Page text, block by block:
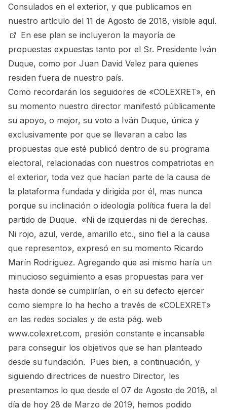
Consulados en el exterior, y que publicamos en
nuestro artículo del 11 de Agosto de 2018, visible aquí.
En ese plan se incluyeron la mayoría de
propuestas expuestas tanto por el Sr. Presidente Iván
Duque, como por Juan David Velez para quienes
residen fuera de nuestro país.
Como recordarán los seguidores de «COLEXRET», en
su momento nuestro director manifestó públicamente
su apoyo, o mejor, su voto a Iván Duque, única y
exclusivamente por que se llevaran a cabo las
propuestas que esté publicó dentro de su programa
electoral, relacionadas con nuestros compatriotas en
el exterior, toda vez que hacían parte de la causa de
la plataforma fundada y dirigida por él, mas nunca
porque su inclinación o ideología política fuera la del
partido de Duque. «Ni de izquierdas ni de derechas.
Ni rojo, azul, verde, amarillo etc., sino fiel a la causa
que represento», expresó en su momento Ricardo
Marín Rodríguez. Agregando que asi mismo haría un
minucioso seguimiento a esas propuestas para ver
hasta donde se cumplirían, o en su defecto ejercer
como siempre lo ha hecho a través de «COLEXRET»
en las redes sociales y de esta pág. web
www.colexret.com, presión constante e incansable
para conseguir los objetivos que se han planteado
desde su fundación. Pues bien, a continuación, y
siguiendo directrices de nuestro Director, les
presentamos lo que desde el 07 de Agosto de 2018, al
día de hoy 28 de Marzo de 2019, hemos podido